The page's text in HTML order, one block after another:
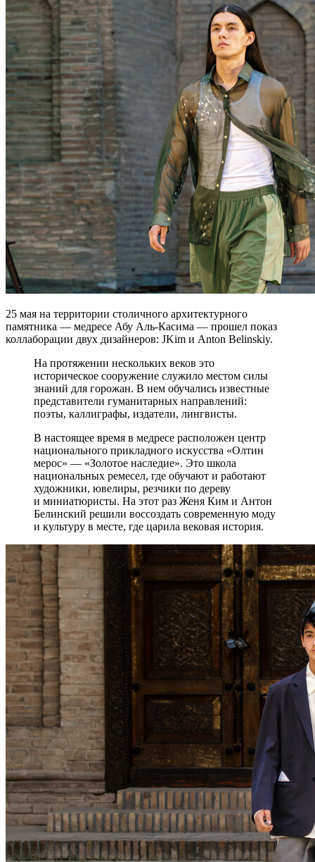
25 мая на территории столичного архитектурного
памятника — медресе Абу Аль-Касима — прошел показ
коллаборации двух дизайнеров: JKim и Anton Belinskiy.
На протяжении нескольких веков это
историческое сооружение служило местом силы
знаний для горожан. В нем обучались известные
представители гуманитарных направлений:
поэты, каллиграфы, издатели, лингвисты.
В настоящее время в медресе расположен центр
национального прикладного искусства «Олтин
мерос» — «Золотое наследие». Это школа
национальных ремесел, где обучают и работают
художники, ювелиры, резчики по дереву
и миниатюристы. На этот раз Женя Ким и Антон
Белинский решили воссоздать современную моду
и культуру в месте, где царила вековая история.